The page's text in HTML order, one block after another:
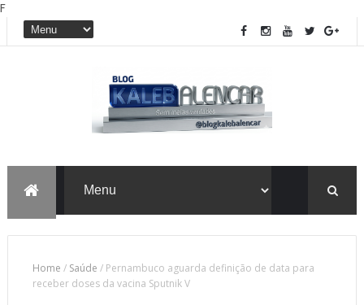
F
Home / Saúde / Pernambuco aguarda definição de data para
receber doses da vacina Sputnik V